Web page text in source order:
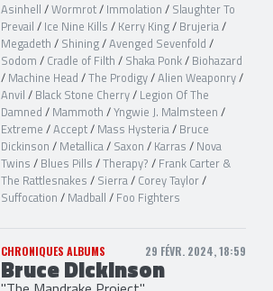
Asinhell /Wormrot/ Immolation / Slaughter To
Prevail / Ice Nine Kills / Kerry King/ Brujeria/
Megadeth / Shining/Avenged Sevenfold /
Sodom / Cradle of Filth / Shaka Ponk/ Biohazard
/ Machine Head /The Prodigy/Alien Weaponry/
Anvil / Black Stone Cherry/ Legion Of The
Damned / Mammoth /Yngwie J. Malmsteen /
Extreme /Accept/ Mass Hysteria/ Bruce
Dickinson / Metallica/ Saxon / Karras / Nova
Twins / Blues Pills /Therapy? / Frank Carter &
The Rattlesnakes / Sierra/ Corey Taylor/
Suffocation / Madball / Foo Fighters
CHRONIQUES ALBUMS 29 FÉVR. 2024, 18:59
Bruce Dickinson